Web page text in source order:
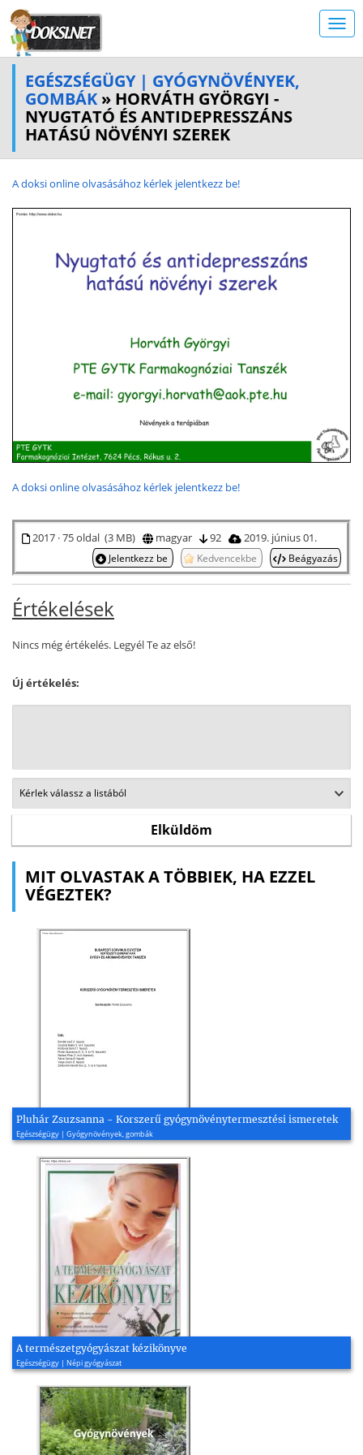
EGÉSZSÉGÜGY | GYÓGYNÖVÉNYEK,
GOMBÁK » HORVÁTH GYÖRGYI -
NYUGTATÓ ÉS ANTIDEPRESSZÁNS
HATÁSÚ NÖVÉNYI SZEREK
A doksi online olvasásához kérlek jelentkezz be!
A doksi online olvasásához kérlek jelentkezz be!
2017 · 75 oldal (3 MB) magyar 92 2019. június 01.
Jelentkezz be Kedvencekbe Beágyazás
Értékelések
Nincs még értékelés. Legyél Te az első!
Új értékelés:
MIT OLVASTAK A TÖBBIEK, HA EZZEL
VÉGEZTEK?
Pluhár Zsuzsanna - Korszerű gyógynövénytermesztési ismeretek
Egészségügy | Gyógynövények, gombák
A természetgyógyászat kézikönyve
Egészségügy | Népi gyógyászat